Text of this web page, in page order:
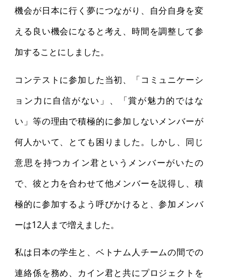
機会が日本に行く夢につながり、自分自身を変
える良い機会になると考え、時間を調整して参
加することにしました。
コンテストに参加した当初、「コミュニケーシ
ョン力に自信がない」、「賞が魅力的ではな
い」等の理由で積極的に参加しないメンバーが
何人かいて、とても困りました。しかし、同じ
意思を持つカイン君というメンバーがいたの
で、彼と力を合わせて他メンバーを説得し、積
極的に参加するよう呼びかけると、参加メンバ
ーは12人まで増えました。
私は日本の学生と、ベトナム人チームの間での
連絡係を務め、カイン君と共にプロジェクトを